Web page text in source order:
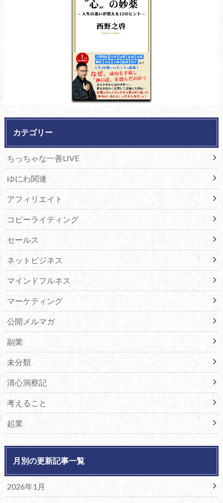
カテゴリー
ちっちゃな一善LIVE
ゆにわ関連
アフィリエイト
コピーライティング
セールス
ネットビジネス
マインドフルネス
マーケティング
公開メルマガ
副業
未分類
清心洞察記
考えること
起業
月別の更新記事一覧
2026年1月